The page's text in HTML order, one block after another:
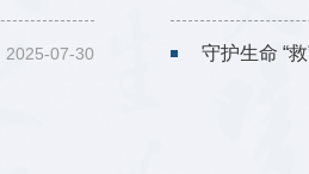
2025-07-30